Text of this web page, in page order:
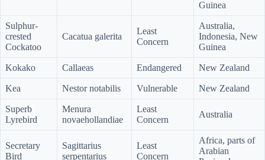
Guinea
Sulphur-
crested
Cockatoo
Cacatua galerita
Least
Concern
Australia,
Indonesia, New
Guinea
Kokako Callaeas Endangered New Zealand
Kea Nestor notabilis Vulnerable New Zealand
Superb
Lyrebird
Menura
novaehollandiae
Least
Concern
Australia
Secretary
Bird
Sagittarius
serpentarius
Least
Concern
Africa, parts of
Arabian